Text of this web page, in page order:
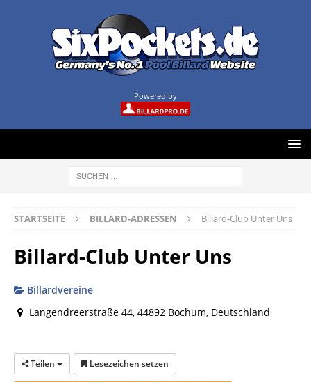
Powered by
STARTSEITE BILLARD-ADRESSEN Billard-Club Unter Uns
Billard-Club Unter Uns
Billardvereine
Langendreerstraße 44, 44892 Bochum, Deutschland
Teilen Lesezeichen setzen